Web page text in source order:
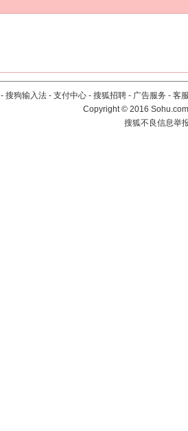
- 搜狗输入法 - 支付中心 - 搜狐招聘 - 广告服务 - 客
Copyright©2016
搜狐不良信息举